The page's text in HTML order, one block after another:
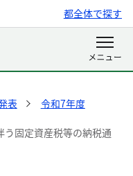
都全体で探す
表
令和7年度
固定資産税等の納税通